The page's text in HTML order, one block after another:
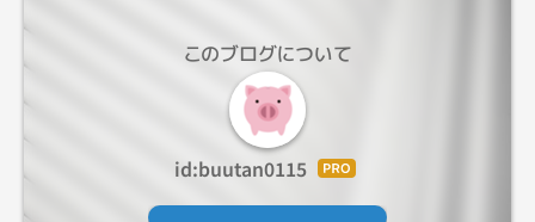
id:buutan0115 はて
このブログについて